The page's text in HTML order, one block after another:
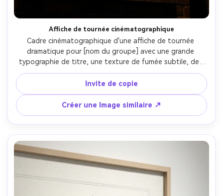
Affiche de tournée cinématographique
Cadre cinématographique d'une affiche de tournée
dramatique pour [nom du groupe] avec une grande
typographie de titre, une texture de fumée subtile, des
faisceaux de projecteurs, un classement de couleurs à
haut contraste, incluant [DATE], [lieu], [ville], un look de
finition d'impression premium, photographié comme une
affiche éclairée par des lampadaires dans un cadre, Sony
A7S III, 50mm, angle faible léger, mise au point nette,
ombres naturelles, haute résolution-AR 4:5
Invite de copie
Créer une Image similaire ↗